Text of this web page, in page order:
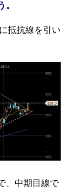
抵抗線を引い
、中期目線で